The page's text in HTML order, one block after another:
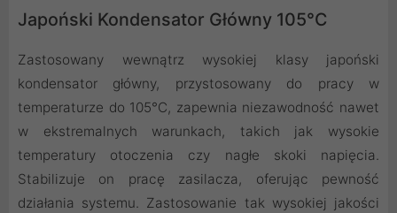
Japoński Kondensator Główny 105°C
Zastosowany wewnątrz wysokiej klasy japoński
kondensator główny, przystosowany do pracy w
temperaturze do 105°C, zapewnia niezawodność nawet
w ekstremalnych warunkach, takich jak wysokie
temperatury otoczenia czy nagłe skoki napięcia.
Stabilizuje on pracę zasilacza, oferując pewność
działania systemu. Zastosowanie tak wysokiej jakości